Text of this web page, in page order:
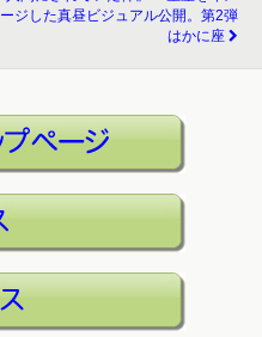
ージした真昼ビジュアル公開。第2弾
はかに座